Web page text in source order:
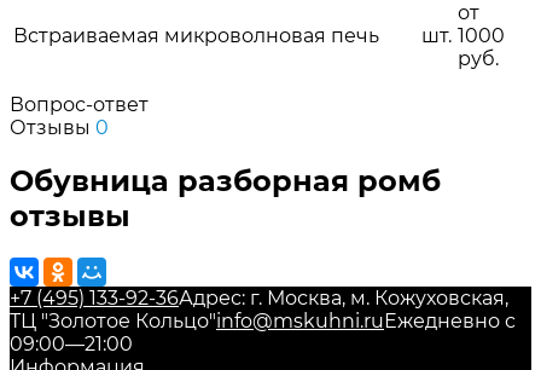
Встраиваемая микроволновая печь шт.
от
1000
руб.
Вопрос-ответ
Отзывы 0
Обувница разборная ромб
отзывы
+7 (495) 133-92-36Адрес: г. Москва, м. Кожуховская,
ТЦ "Золотое Кольцо"info@mskuhni.ru Ежедневно с
09:00—21:00